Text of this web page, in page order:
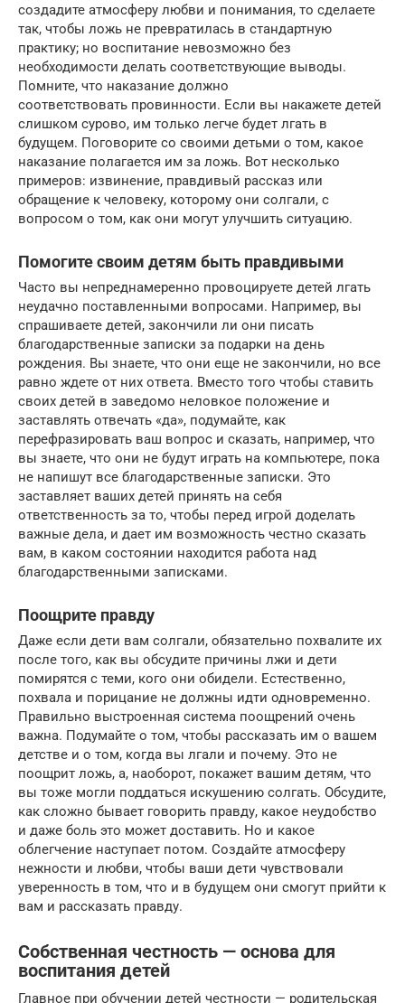
создадите атмосферу любви и понимания, то сделаете
так, чтобы ложь не превратилась в стандартную
практику; но воспитание невозможно без
необходимости делать соответствующие выводы.
Помните, что наказание должно
соответствовать провинности. Если вы накажете детей
слишком сурово, им только легче будет лгать в
будущем. Поговорите со своими детьми о том, какое
наказание полагается им за ложь. Вот несколько
примеров: извинение, правдивый рассказ или
обращение к человеку, которому они солгали, с
вопросом о том, как они могут улучшить ситуацию.
Помогите своим детям быть правдивыми
Часто вы непреднамеренно провоцируете детей лгать
неудачно поставленными вопросами. Например, вы
спрашиваете детей, закончили ли они писать
благодарственные записки за подарки на день
рождения. Вы знаете, что они еще не закончили, но все
равно ждете от них ответа. Вместо того чтобы ставить
своих детей в заведомо неловкое положение и
заставлять отвечать «да», подумайте, как
перефразировать ваш вопрос и сказать, например, что
вы знаете, что они не будут играть на компьютере, пока
не напишут все благодарственные записки. Это
заставляет ваших детей принять на себя
ответственность за то, чтобы перед игрой доделать
важные дела, и дает им возможность честно сказать
вам, в каком состоянии находится работа над
благодарственными записками.
Поощрите правду
Даже если дети вам солгали, обязательно похвалите их
после того, как вы обсудите причины лжи и дети
помирятся с теми, кого они обидели. Естественно,
похвала и порицание не должны идти одновременно.
Правильно выстроенная система поощрений очень
важна. Подумайте о том, чтобы рассказать им о вашем
детстве и о том, когда вы лгали и почему. Это не
поощрит ложь, а, наоборот, покажет вашим детям, что
вы тоже могли поддаться искушению солгать. Обсудите,
как сложно бывает говорить правду, какое неудобство
и даже боль это может доставить. Но и какое
облегчение наступает потом. Создайте атмосферу
нежности и любви, чтобы ваши дети чувствовали
уверенность в том, что и в будущем они смогут прийти к
вам и рассказать правду.
Собственная честность — основа для
воспитания детей
Главное при обучении детей честности — родительская